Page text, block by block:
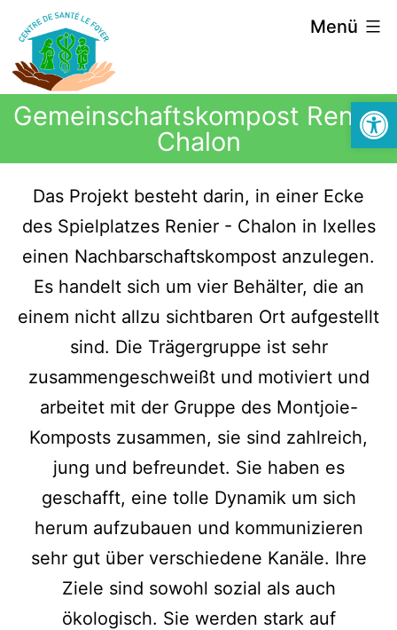
Menü
Gemeinschaftskompost Renier
Chalon
Das Projekt besteht darin, in einer Ecke
des Spielplatzes Renier - Chalon in Ixelles
einen Nachbarschaftskompost anzulegen.
Es handelt sich um vier Behälter, die an
einem nicht allzu sichtbaren Ort aufgestellt
sind. Die Trägergruppe ist sehr
zusammengeschweißt und motiviert und
arbeitet mit der Gruppe des Montjoie-
Komposts zusammen, sie sind zahlreich,
jung und befreundet. Sie haben es
geschafft, eine tolle Dynamik um sich
herum aufzubauen und kommunizieren
sehr gut über verschiedene Kanäle. Ihre
Ziele sind sowohl sozial als auch
ökologisch. Sie werden stark auf